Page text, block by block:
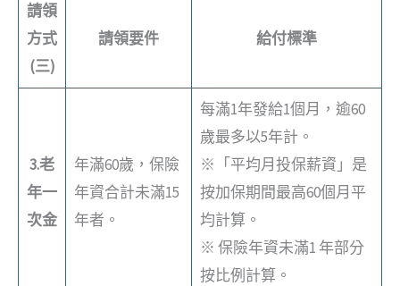
請領
方式
(三)
請領要件 給付標準
3.老
年一
次金
年滿60歲，保險
年資合計未滿15
年者。
每滿1年發給1個月，逾60
歲最多以5年計。
※「平均月投保薪資」是
按加保期間最高60個月平
均計算。
※ 保險年資未滿1 年部分
按比例計算。